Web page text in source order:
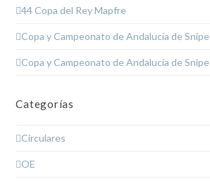
44 Copa del Rey Mapfre
Copa y Campeonato de Andalucía de Snipe
Copa y Campeonato de Andalucía de Snipe
Categorías
Circulares
OE